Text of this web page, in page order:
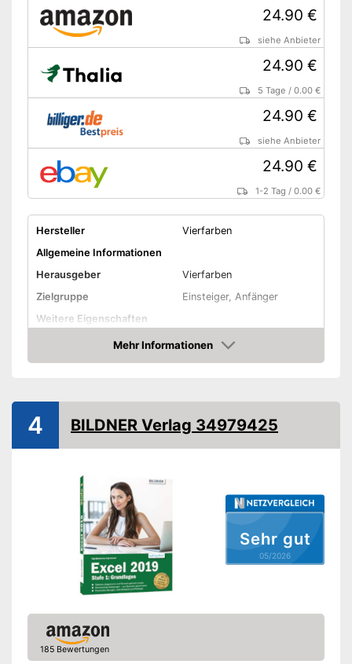
24.90 €
siehe Anbieter
24.90 €
5 Tage /0.00 €
24.90 €
siehe Anbieter
24.90 €
1-2 Tag /0.00 €
Hersteller
Vierfarben
Allgemeine Informationen
Herausgeber
Vierfarben
Zielgruppe
Einsteiger, Anfänger
Weitere Eigenschaften
5,8 x 18,9 x 24,1 cm
Amazon Lieferzeit
siehe Anbieter
Mehr Informationen
Amazon
Sehr gut
05/2026
4 BILDNER Verlag 34979425
185 Bewertungen